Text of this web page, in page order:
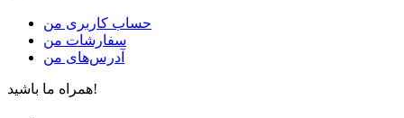
حساب کاربری من
سفارشات من
آدرس‌های من
همراه ما باشید!